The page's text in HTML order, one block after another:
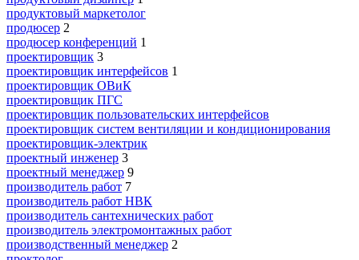
продуктовый маркетолог
продюсер 2
продюсер конференций 1
проектировщик 3
проектировщик интерфейсов 1
проектировщик ОВиК
проектировщик ПГС
проектировщик пользовательских интерфейсов
проектировщик систем вентиляции и кондиционирования
проектировщик-электрик
проектный инженер 3
проектный менеджер 9
производитель работ 7
производитель работ НВК
производитель сантехнических работ
производитель электромонтажных работ
производственный менеджер 2